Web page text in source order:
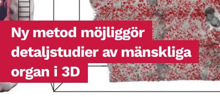
Ny metod möjliggör
detaljstudier av mänskliga
organ i 3D